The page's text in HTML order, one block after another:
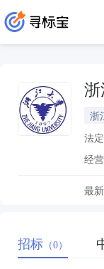
浙
浙
法
经
最
招标 （0）